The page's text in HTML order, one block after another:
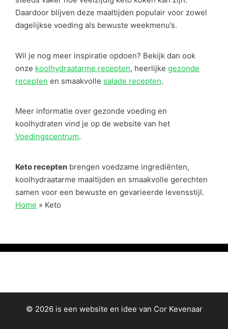
Daardoor blijven deze maaltijden populair voor zowel
dagelijkse voeding als bewuste weekmenu’s.
Wil je nog meer inspiratie opdoen? Bekijk dan ook
onze koolhydraatarme recepten, heerlijke gezonde
recepten en smaakvolle salade recepten.
Meer informatie over gezonde voeding en
koolhydraten vind je op de website van het
Voedingscentrum.
Keto recepten brengen voedzame ingrediënten,
koolhydraatarme maaltijden en smaakvolle gerechten
samen voor een bewuste en gevarieerde levensstijl.
Home » Keto
© 2026 is een website en idee van Cor Kevenaar